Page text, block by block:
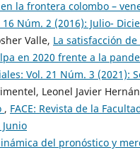
la frontera colombo –
Núm. 2 (2016): Julio-
Valle, La satisfacción
en 2020 frente a la
Vol. 21 Núm. 3 (2021):
Leonel Javier
, FACE: Revista de la
del pronóstico y